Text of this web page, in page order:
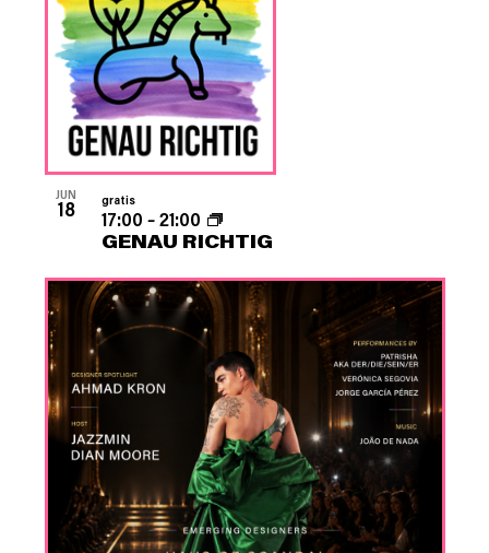
JUN
18
GENAU RICHTIG
17:00 –21:00
gratis